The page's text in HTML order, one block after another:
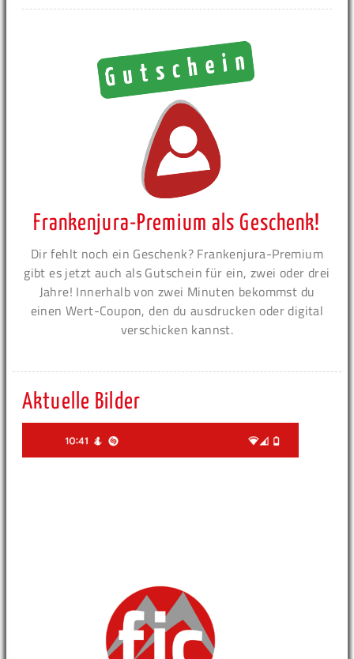
Frankenjura-Premium als Geschenk!
Dir fehlt noch ein Geschenk? Frankenjura-Premium
gibt es jetzt auch als Gutschein für ein, zwei oder drei
Jahre! Innerhalb von zwei Minuten bekommst du
einen Wert-Coupon, den du ausdrucken oder digital
verschicken kannst.
Aktuelle Bilder